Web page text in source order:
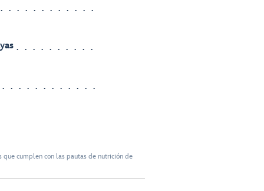
que cumplen con las pautas de nutrición de